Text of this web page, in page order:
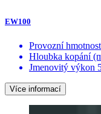
EW100
Provozní
Hloubka kopání
Jmenovitý výkon
Více informací